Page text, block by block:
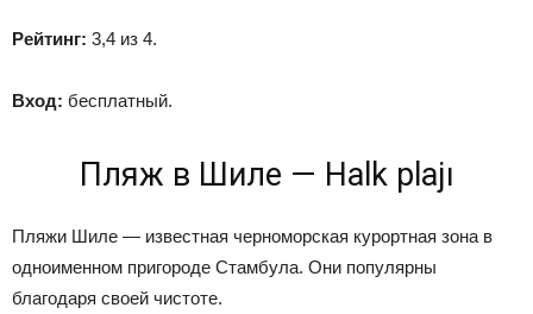
Рейтинг: 3,4 из 4.
Вход: бесплатный.
Пляж в Шиле — Halk plajı
Пляжи Шиле — известная черноморская курортная зона в
одноименном пригороде Стамбула. Они популярны
благодаря своей чистоте.